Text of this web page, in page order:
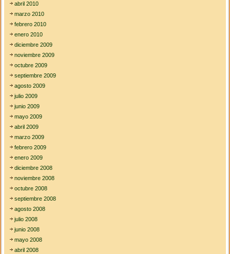
abril 2010
marzo 2010
febrero 2010
enero 2010
diciembre 2009
noviembre 2009
octubre 2009
septiembre 2009
agosto 2009
julio 2009
junio 2009
mayo 2009
abril 2009
marzo 2009
febrero 2009
enero 2009
diciembre 2008
noviembre 2008
octubre 2008
septiembre 2008
agosto 2008
julio 2008
junio 2008
mayo 2008
abril 2008